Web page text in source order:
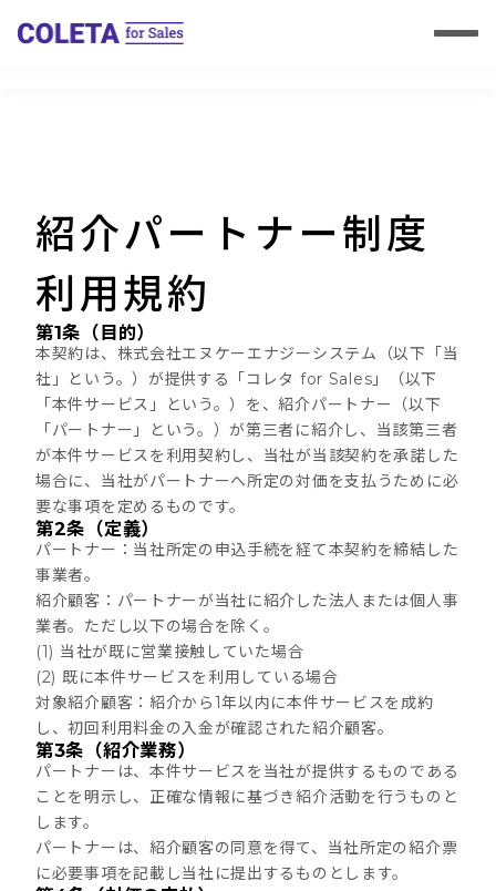
紹介パートナー制度
利用規約
第1条（目的）
本契約は、株式会社エヌケーエナジーシステム（以下「当
社」という。）が提供する「コレタ for Sales」（以下
「本件サービス」という。）を、紹介パートナー（以下
「パートナー」という。）が第三者に紹介し、当該第三者
が本件サービスを利用契約し、当社が当該契約を承諾した
場合に、当社がパートナーへ所定の対価を支払うために必
要な事項を定めるものです。
第2条（定義）
パートナー：当社所定の申込手続を経て本契約を締結した
事業者。
紹介顧客：パートナーが当社に紹介した法人または個人事
業者。ただし以下の場合を除く。
(1) 当社が既に営業接触していた場合
(2) 既に本件サービスを利用している場合
対象紹介顧客：紹介から1年以内に本件サービスを成約
し、初回利用料金の入金が確認された紹介顧客。
第3条（紹介業務）
パートナーは、本件サービスを当社が提供するものである
ことを明示し、正確な情報に基づき紹介活動を行うものと
します。
パートナーは、紹介顧客の同意を得て、当社所定の紹介票
に必要事項を記載し当社に提出するものとします。